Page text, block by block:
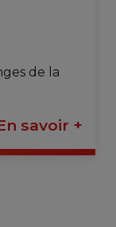
de la
savoir +